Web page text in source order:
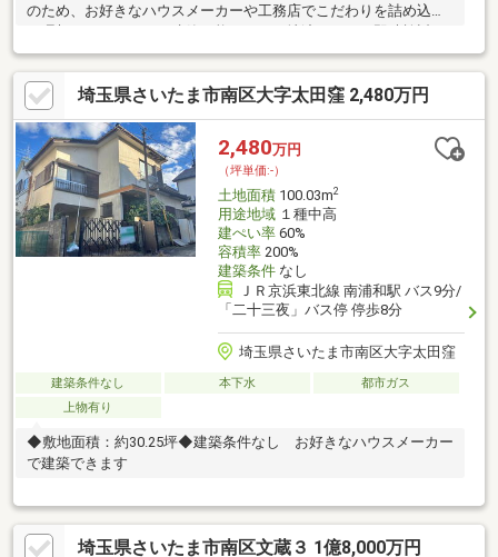
のため、お好きなハウスメーカーや工務店でこだわりを詰め込ん
だ理想のマイホームを建築可能です。更地渡しのため即時検討が
可能です。周辺環境は、大谷口小学校や大谷口中学校まで徒歩１
１分、大谷口細野公園まで徒歩４分と、子育て世帯にも安心の立
地です。日常の買い物には徒歩６分のスーパー（ビッグ・エー）
が便利なほか、徒歩８分にはセブン・イレブンもあり、生活利便
性が整っています。アクセス面では「浦和」駅や「東浦和」駅へ
バスでアクセスでき、多様なライフスタイルに対応可能です。土
地探しからこだわりの注文住宅を検討されている方に最適な物件
です。
埼玉県さいたま市南区大字太田窪 2,480万円
2,480万円
（坪単価:-）
土地面積100.03m2
用途地域１種中高
建ぺい率60%
容積率200%
建築条件なし
ＪＲ京浜東北線 南浦和駅 バス9分/
「二十三夜」バス停 停歩8分
埼玉県さいたま市南区大字太田窪
建築条件なし 本下水
都市ガス
上物有り
◆敷地面積：約30.25坪◆建築条件なし お好きなハウスメーカー
で建築できます
埼玉県さいたま市南区文蔵３ 1億8,000万円